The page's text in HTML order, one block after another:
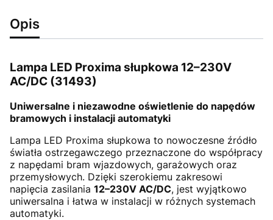
Opis
Lampa LED Proxima słupkowa 12–230V
AC/DC (31493)
Uniwersalne i niezawodne oświetlenie do napędów
bramowych i instalacji automatyki
Lampa LED Proxima słupkowa to nowoczesne źródło
światła ostrzegawczego przeznaczone do współpracy
z napędami bram wjazdowych, garażowych oraz
przemysłowych. Dzięki szerokiemu zakresowi
napięcia zasilania 12–230V AC/DC, jest wyjątkowo
uniwersalna i łatwa w instalacji w różnych systemach
automatyki.